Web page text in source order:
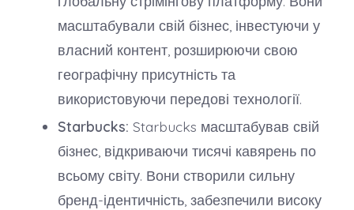
масштабували свій бізнес, інвестуючи у
власний контент, розширюючи свою
географічну присутність та
використовуючи передові технології.
Starbucks: Starbucks масштабував свій
бізнес, відкриваючи тисячі кавярень по
всьому світу. Вони створили сильну
бренд-ідентичність, забезпечили високу